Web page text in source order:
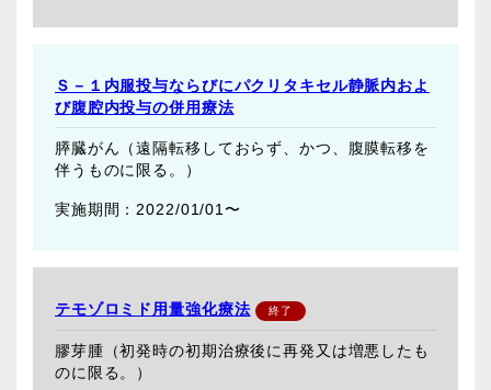
Ｓ－１内服投与ならびにパクリタキセル静脈内およ
び腹腔内投与の併用療法
膵臓がん（遠隔転移しておらず、かつ、腹膜転移を
伴うものに限る。）
2022/01/01〜
テモゾロミド用量強化療法
膠芽腫（初発時の初期治療後に再発又は増悪したも
のに限る。）